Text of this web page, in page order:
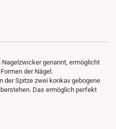
genannt, ermöglicht
der Nägel.
der Spitze zwei konkav gebogene
Das ermöglich perfekt